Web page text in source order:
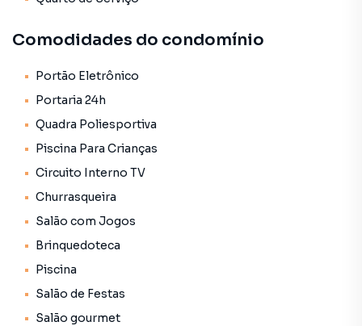
Comodidades do condomínio
Portão Eletrônico
Portaria 24h
Quadra Poliesportiva
Piscina Para Crianças
Circuito Interno TV
Churrasqueira
Salão com Jogos
Brinquedoteca
Piscina
Salão de Festas
Salão gourmet